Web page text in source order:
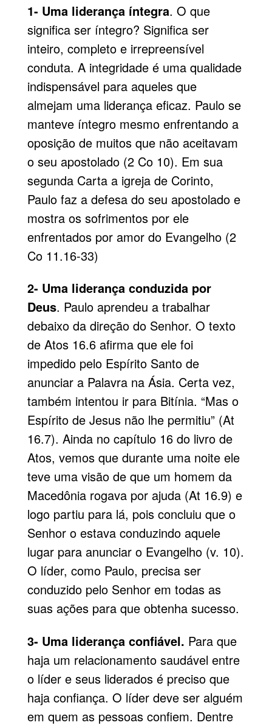
1- Uma liderança íntegra. O que
significa ser íntegro? Significa ser
inteiro, completo e irrepreensível
conduta. A integridade é uma qualidade
indispensável para aqueles que
almejam uma liderança eficaz. Paulo se
manteve íntegro mesmo enfrentando a
oposição de muitos que não aceitavam
o seu apostolado (2 Co 10). Em sua
segunda Carta a igreja de Corinto,
Paulo faz a defesa do seu apostolado e
mostra os sofrimentos por ele
enfrentados por amor do Evangelho (2
Co 11.16-33)
2- Uma liderança conduzida por
Deus. Paulo aprendeu a trabalhar
debaixo da direção do Senhor. O texto
de Atos 16.6 afirma que ele foi
impedido pelo Espírito Santo de
anunciar a Palavra na Ásia. Certa vez,
também intentou ir para Bitínia. “Mas o
Espírito de Jesus não lhe permitiu” (At
16.7). Ainda no capítulo 16 do livro de
Atos, vemos que durante uma noite ele
teve uma visão de que um homem da
Macedônia rogava por ajuda (At 16.9) e
logo partiu para lá, pois concluiu que o
Senhor o estava conduzindo aquele
lugar para anunciar o Evangelho (v. 10).
O líder, como Paulo, precisa ser
conduzido pelo Senhor em todas as
suas ações para que obtenha sucesso.
3- Uma liderança confiável. Para que
haja um relacionamento saudável entre
o líder e seus liderados é preciso que
haja confiança. O líder deve ser alguém
em quem as pessoas confiem. Dentre